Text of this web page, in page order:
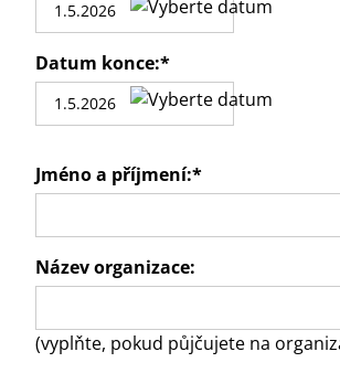
Datum konce:*
Jméno a příjmení:*
Název organizace:
(vyplňte, pokud půjčujete na